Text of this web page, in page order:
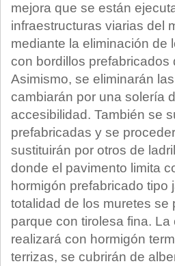
mejora que se están
infraestructuras viarias del
mediante la eliminación de
con bordillos
Asimismo, se eliminarán
cambiarán por una solería
accesibilidad. También se
prefabricadas y se
sustituirán por otros de
donde el pavimento limita
hormigón prefabricado
totalidad de los muretes se
parque con tirolesa fina.
realizará con hormigón
terrizas, se cubrirán de